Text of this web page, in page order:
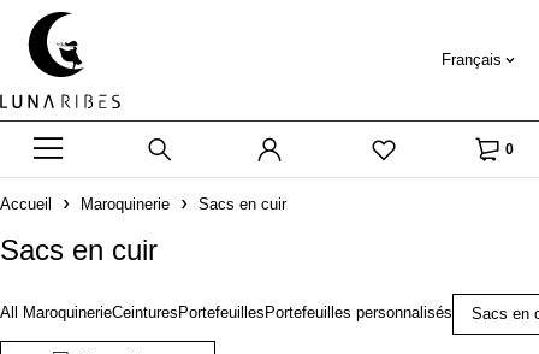
Français
0
Accueil Maroquinerie Sacs en cuir
Sacs en cuir
All MaroquinerieCeintures Portefeuilles Portefeuilles personnalisés Sacs en